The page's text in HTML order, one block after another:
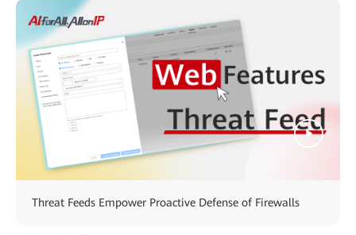
Threat Feeds Empower Proactive Defense of Firewalls